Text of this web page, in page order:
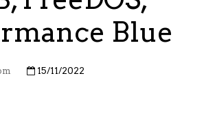
Blue
15/11/2022